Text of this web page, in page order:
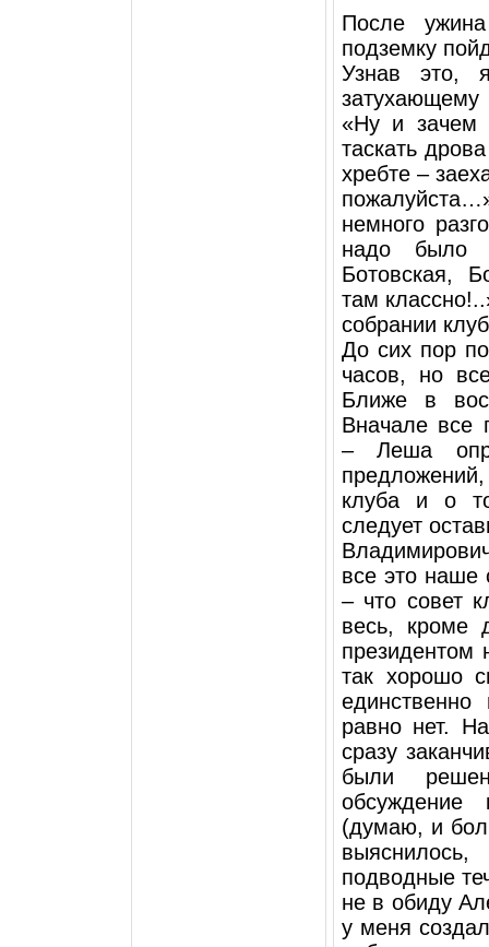
После
подземку
Узнав это,
«Ну и зачем
таскать
хребте –
немного
надо было
Ботовская,
там
собрании
До сих пор
часов, но
Ближе в
Вначале все
– Леша
клуба и о
следует
все это наше
– что совет
весь, кроме
президентом
так хорошо
равно нет.
сразу
были
обсуждение
(думаю, и
подводные
не в обиду
у меня